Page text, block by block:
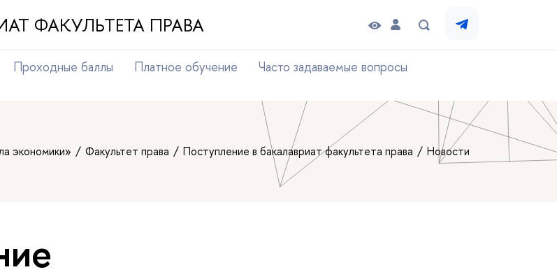
ФАКУЛЬТЕТА ПРАВА
Проходные баллы Платное обучение
Часто задаваемые вопросы
экономики» Факультет права Поступление в бакалавриат факультета права Новости